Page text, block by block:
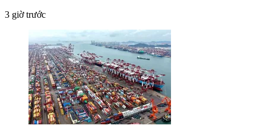
3 giờ trước